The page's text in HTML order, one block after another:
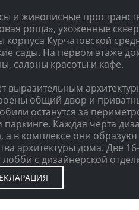
и живописные
роща», ухоженные
Курчатовской
сады. На первом этаже
салоны красоты и кафе.
выразительным
общий двор и
останутся за
Каждая черта
а в комплексе они образуют
архитектуры дома. Две 16-
с дизайнерской